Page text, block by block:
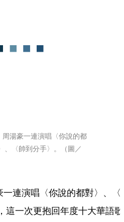
湯豪一連演唱〈你說的都
、〈帥到分手〉。（圖／
連演唱〈你說的都對〉、〈
這一次更抱回年度十大華語歌